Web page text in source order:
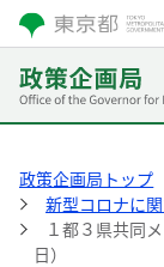
政策企画局トップ
新型コロナに
１都３県共同
日）